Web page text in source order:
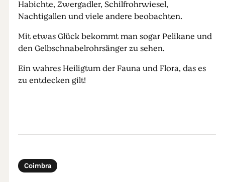
Habichte, Zwergadler, Schilfrohrwiesel,
Nachtigallen und viele andere beobachten.
Mit etwas Glück bekommt man sogar Pelikane und
den Gelbschnabelrohrsänger zu sehen.
Ein wahres Heiligtum der Fauna und Flora, das es
zu entdecken gilt!
Coimbra